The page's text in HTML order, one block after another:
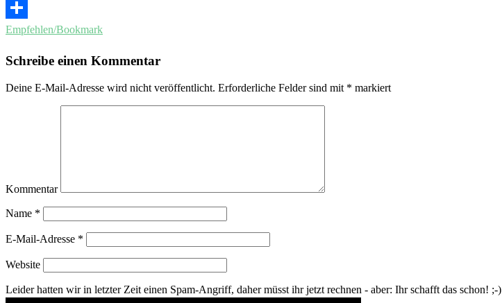
Email
Empfehlen/Bookmark
Schreibe einen Kommentar
Deine E-Mail-Adresse wird nicht veröffentlicht. Erforderliche Felder sind mit * markiert
Kommentar
Name *
E-Mail-Adresse *
Website
Leider hatten wir in letzter Zeit einen Spam-Angriff, daher müsst ihr jetzt rechnen - aber: Ihr schafft das schon! ;-)